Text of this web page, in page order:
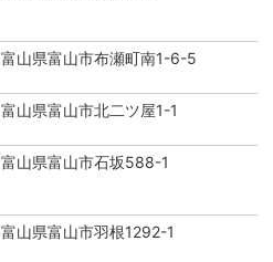
富山県富山市布瀬町南1-6-5
富山県富山市北二ツ屋1-1
富山県富山市石坂588-1
富山県富山市羽根1292-1